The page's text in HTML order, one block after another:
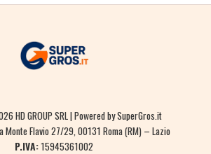
HD GROUP SRL | Powered by SuperGros.it
Monte Flavio 27/29, 00131 Roma (RM) – Lazio
P.IVA:15945361002